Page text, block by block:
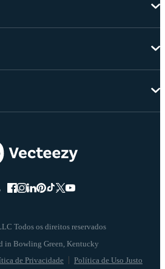
Todos os direitos reservados
de Privacidade Política de Uso Justo